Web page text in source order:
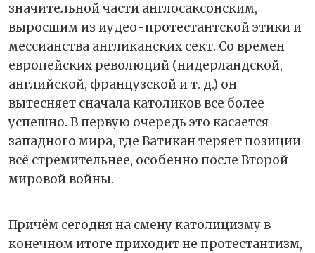
значительной части англосаксонским,
выросшим из иудео-протестантской этики и
мессианства англиканских сект. Со времен
европейских революций (нидерландской,
английской, французской и т. д.) он
вытесняет сначала католиков все более
успешно. В первую очередь это касается
западного мира, где Ватикан теряет позиции
всё стремительнее, особенно после Второй
мировой войны.
Причём сегодня на смену католицизму в
конечном итоге приходит не протестантизм,